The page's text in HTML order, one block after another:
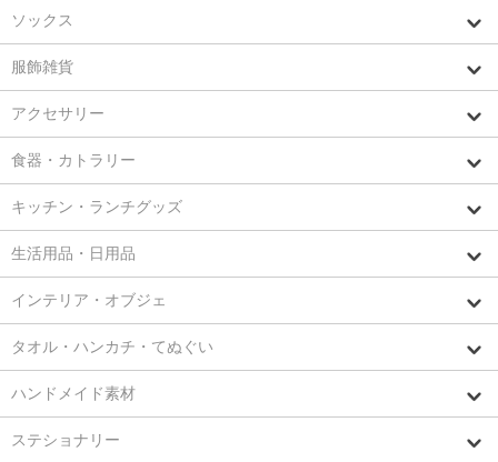
ソックス
服飾雑貨
アクセサリー
食器・カトラリー
キッチン・ランチグッズ
生活用品・日用品
インテリア・オブジェ
タオル・ハンカチ・てぬぐい
ハンドメイド素材
ステショナリー